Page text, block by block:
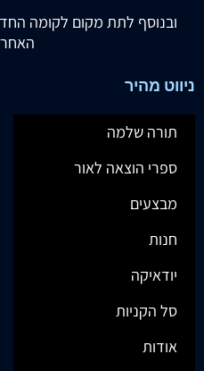
ובנוסף לתת מקום לקומה
ניווט מהיר
תורה שלמה
ספרי הוצאה לאור
מבצעים
חנות
יודאיקה
סל הקניות
אודות